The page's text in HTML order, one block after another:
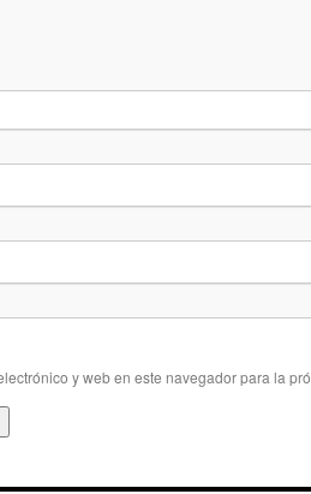
y web en este navegador para la